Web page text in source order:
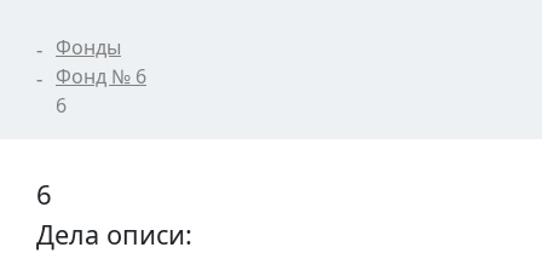
Фонды
Фонд № 6
6
6
Дела описи: